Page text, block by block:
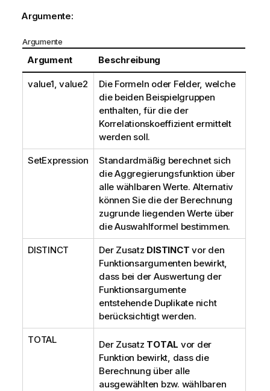
Argumente:
Argumente
Argument Beschreibung
value1, value2
Die Formeln oder Felder, welche
die beiden Beispielgruppen
enthalten, für die der
Korrelationskoeffizient ermittelt
werden soll.
SetExpression
Standardmäßig berechnet sich
die Aggregierungsfunktion über
alle wählbaren Werte. Alternativ
können Sie die der Berechnung
zugrunde liegenden Werte über
die Auswahlformel bestimmen.
DISTINCT Der Zusatz DISTINCT vor den
Funktionsargumenten bewirkt,
dass bei der Auswertung der
Funktionsargumente
entstehende Duplikate nicht
berücksichtigt werden.
TOTAL Der Zusatz TOTAL vor der
Funktion bewirkt, dass die
Berechnung über alle
ausgewählten bzw. wählbaren